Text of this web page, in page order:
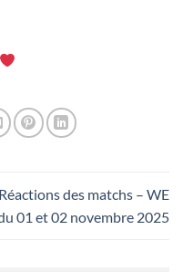
Réactions des matchs – WE
01 et 02 novembre 2025